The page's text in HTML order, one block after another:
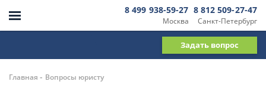
Москва
8 499 938-59-27
Санкт-Петербург
8 812 509-27-47
Задать вопрос
Главная - Вопросы юристу